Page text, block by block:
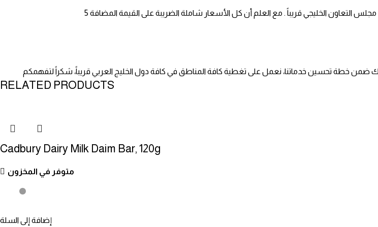
RELATED PRODUCTS
Cadbury Dairy Milk Daim Bar, 120g
متوفر في المخزون
إضافة إلى السلة